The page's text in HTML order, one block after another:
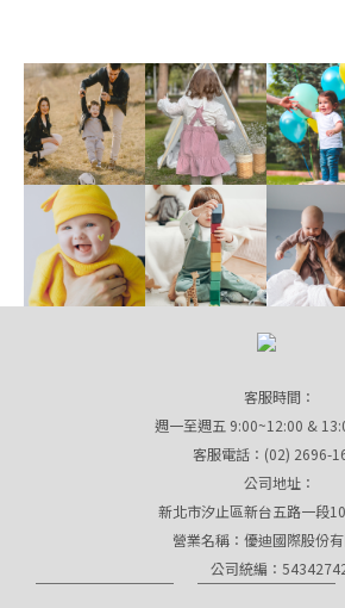
客服時間：
週一至週五 9:00~12:00 &
客服電話：(02) 2696-
公司地址：
新北市汐止區新台五路一段
營業名稱：優迪國際股份
公司統編：